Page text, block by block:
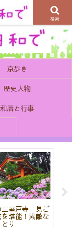
じてみませんか
京歩き
歴史人物
和暦と行事
三室戸寺 見ご
堪能！素敵な
り
検索